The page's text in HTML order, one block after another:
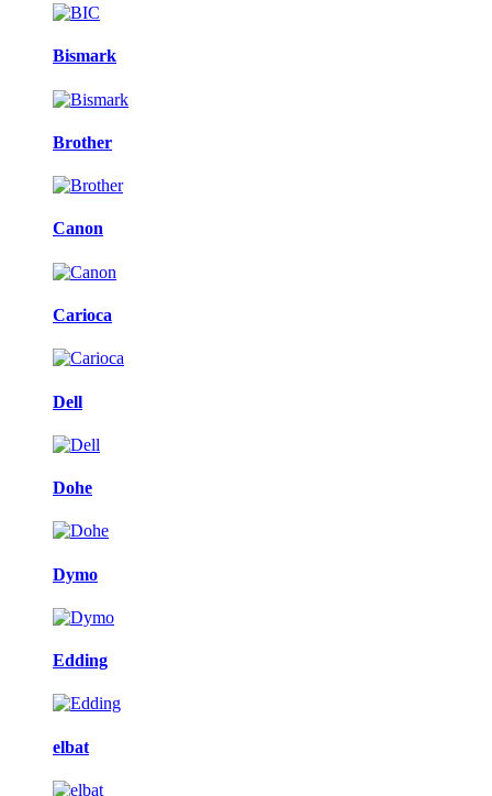
Bismark
Brother
Canon
Carioca
Dell
Dohe
Dymo
Edding
elbat